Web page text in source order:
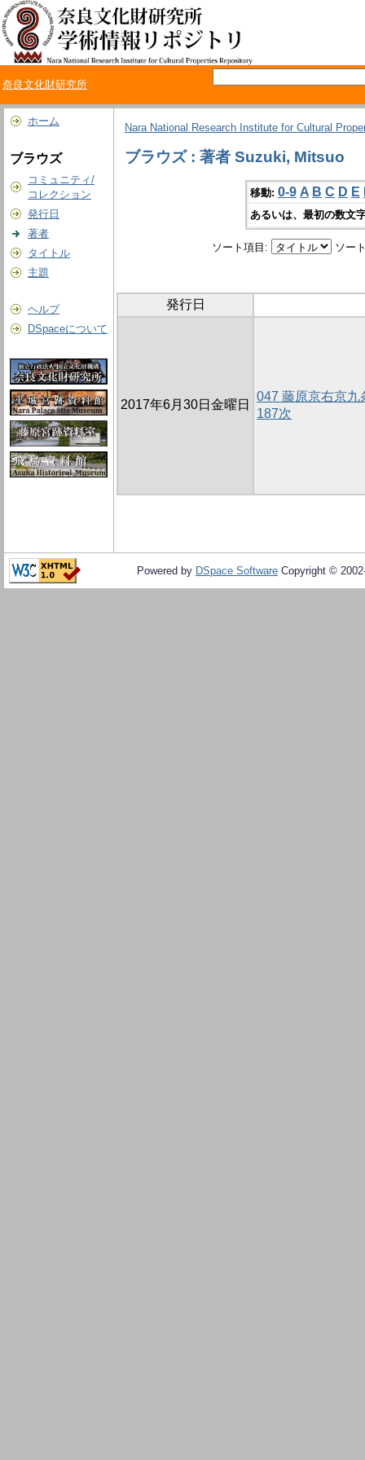
奈良文化財研究所
ホーム
ブラウズ
コミュニティ/
コレクション
発行日
著者
タイトル
主題
ヘルプ
DSpaceについて
Nara National Research Institute for Cultural
ブラウズ : 著者 Suzuki, Mitsuo
移動: 0-9 A B C D E
あるいは、最初の数文
ソート項目: ソー
発行日
2017年6月30日金曜日
047 藤原京右京九
187次
Powered by DSpace Software Copyright ©